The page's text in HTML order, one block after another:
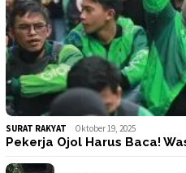
SURAT RAKYAT Oktober 19, 2025
Pekerja Ojol Harus Baca!